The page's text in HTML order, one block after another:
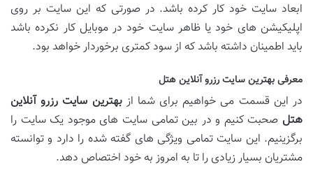
ابعاد سایت خود کار کرده باشد. در صورتی که این سایت بر روی
اپلیکیشن های خود یا ظاهر سایت خود در موبایل کار نکرده باشد
باید اطمینان داشته باشد که از سود کمتری برخوردار خواهد بود.
معرفی بهترین سایت رزرو آنلاین هتل
در این قسمت می خواهیم برای شما ازبهترین سایت رزرو آنلاین
هتل صحبت کنیم و در بین تمامی سایت های موجود یک سایت را
برگزینیم. این سایت تمامی ویژگی های گفته شده را دارد و توانسته
مشتریان بسیار زیادی را تا به امروز به خود اختصاص دهد.